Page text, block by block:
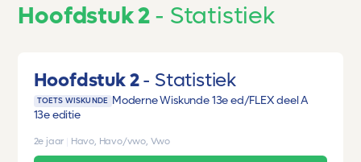
Hoofdstuk 2 Statistiek
Hoofdstuk 2 Statistiek
TOETS WISKUNDE Moderne Wiskunde 13e ed/FLEX deel A
13e editie
2e jaar Havo, Havo/vwo, Vwo